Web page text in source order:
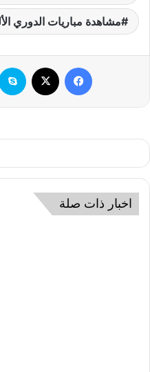
مشاهدة مباريات الدوري
فيسبوك
اخبار ذات صلة